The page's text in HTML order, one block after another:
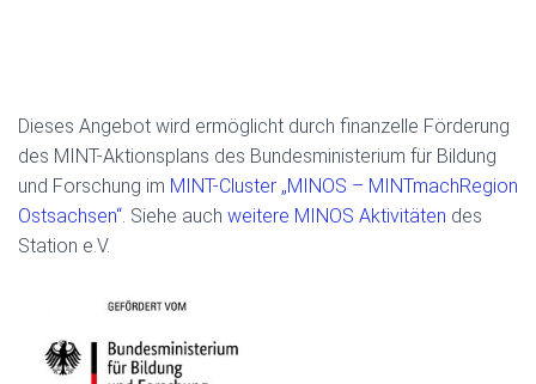
Dieses Angebot wird ermöglicht durch finanzelle Förderung
des MINT-Aktionsplans des Bundesministerium für Bildung
und Forschung im MINT-Cluster „MINOS – MINTmachRegion
Ostsachsen“ . Siehe auch weitere MINOS Aktivitäten des
Station e.V.